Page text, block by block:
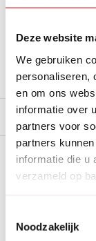
Deze website
We gebruiken
personaliseren,
en om ons
informatie over
partners voor
partners
informatie die u
verzameld op
Noodzakelijk
14dagen
Nieuw:Haal je
Stel een
Product
Plus- en
Schoon en